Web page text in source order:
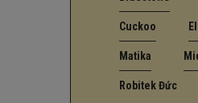
Cuckoo
Matika
Robitek Đức